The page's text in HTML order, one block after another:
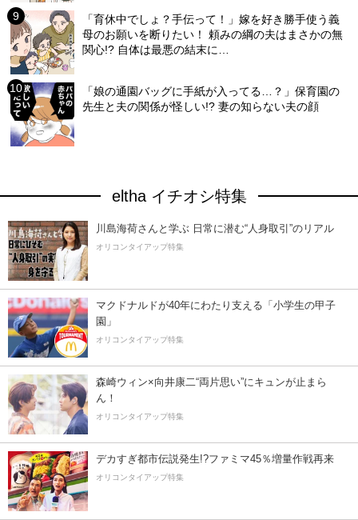
「育休中でしょ？手伝って！」嫁を好き勝手使う義
母のお願いを断りたい！ 頼みの綱の夫はまさかの無
関心!? 自体は最悪の結末に…
「娘の通園バッグに手紙が入ってる…？」保育園の
先生と夫の関係が怪しい!? 妻の知らない夫の顔
eltha イチオシ特集
川島海荷さんと学ぶ 日常に潜む“人身取引”のリアル
オリコンタイアップ特集
マクドナルドが40年にわたり支える「小学生の甲子
園」
オリコンタイアップ特集
森崎ウィン×向井康二“両片思い”にキュンが止まら
ん！
オリコンタイアップ特集
デカすぎ都市伝説発生!?ファミマ45％増量作戦再来
オリコンタイアップ特集